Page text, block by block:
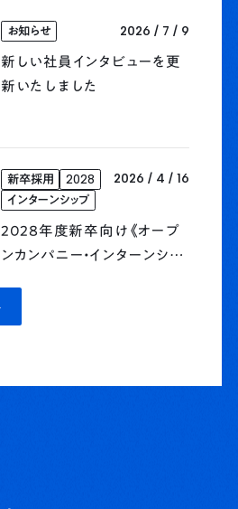
お知らせ 2026 / 7 / 9
新しい社員インタビューを更
新いたしました
新卒採用
2028
インターンシップ
2026 / 4 / 16
2028年度新卒向け《オープ
ンカンパニー・インターンシッ